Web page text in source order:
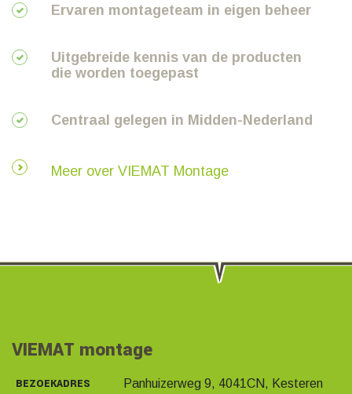
Ervaren montageteam in eigen beheer
Uitgebreide kennis van de producten
die worden toegepast
Centraal gelegen in Midden-Nederland
Meer over VIEMAT Montage
VIEMAT montage
BEZOEKADRES Panhuizerweg 9, 4041CN, Kesteren